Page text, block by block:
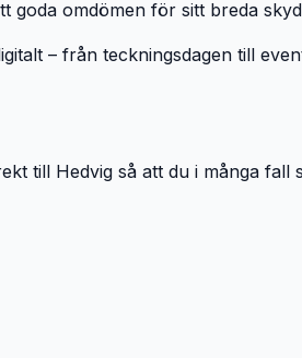
omdömen för sitt breda
– från teckningsdagen till
till Hedvig så att du i många fall